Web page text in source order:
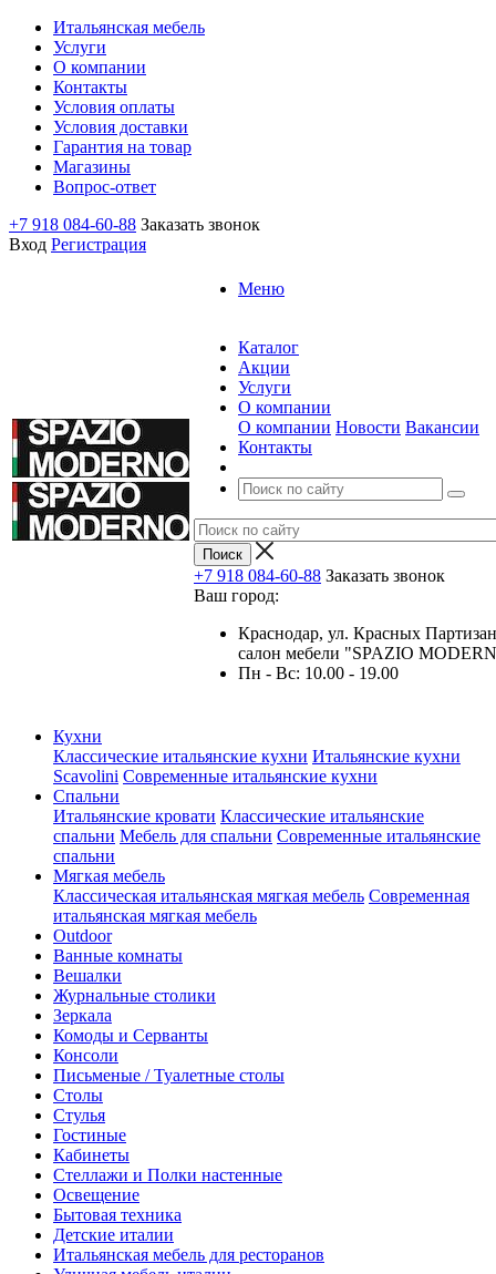
Итальянская мебель
Услуги
О компании
Контакты
Условия оплаты
Условия доставки
Гарантия на товар
Магазины
Вопрос-ответ
+7 918 084-60-88 Заказать звонок
Вход Регистрация
Меню
Каталог
Акции
Услуги
О компании
О компании Новости Вакансии
Контакты
+7 918 084-60-88 Заказать звонок
Ваш город:
Краснодар, ул. Красных
салон мебели "SPAZIO
Пн - Вс: 10.00 - 19.00
Кухни
Классические итальянские кухни Итальянские кухни
Scavolini Современные итальянские кухни
Спальни
Итальянские кровати Классические итальянские
спальни Мебель для спальни Современные итальянские
спальни
Мягкая мебель
Классическая итальянская мягкая мебель Современная
итальянская мягкая мебель
Outdoor
Ванные комнаты
Вешалки
Журнальные столики
Зеркала
Комоды и Серванты
Консоли
Письменые / Туалетные столы
Столы
Стулья
Гостиные
Кабинеты
Стеллажи и Полки настенные
Освещение
Бытовая техника
Детские италии
Итальянская мебель для ресторанов